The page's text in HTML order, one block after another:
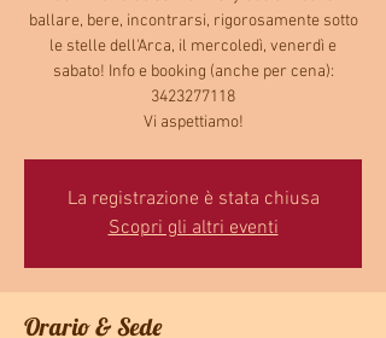
ballare, bere, incontrarsi, rigorosamente sotto
le stelle dell'Arca, il mercoledì, venerdì e
sabato! Info e booking (anche per cena):
3423277118
Vi aspettiamo!
La registrazione è stata chiusa
Scopri gli altri eventi
Orario & Sede